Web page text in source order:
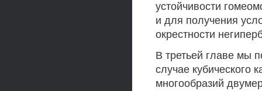
устойчивости
и для получения
окрестности
В третьей главе мы
случае кубического
многообразий